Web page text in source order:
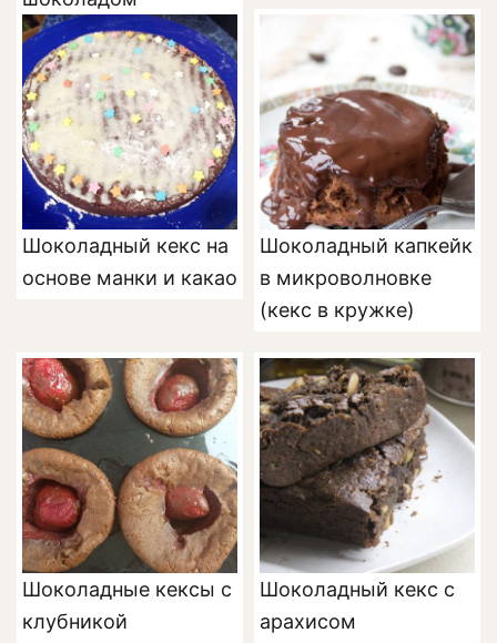
Шоколадный кекс на
основе манки и какао
Шоколадный капкейк
в микроволновке
(кекс в кружке)
Шоколадные кексы с
клубникой
Шоколадный кекс с
арахисом